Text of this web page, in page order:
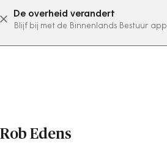
De overheid verandert
Blijf bij met de Binnenlands Bestuur app
abonneer nu
Rob Edens